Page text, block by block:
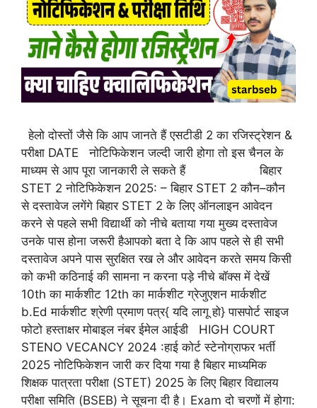
हेलो दोस्तों जैसे कि आप जानते हैं एसटीडी 2 का रजिस्ट्रेशन &
परीक्षा DATE नोटिफिकेशन जल्दी जारी होगा तो इस चैनल के
माध्यम से आप पूरा जानकारी ले सकते हैं बिहार
STET 2 नोटिफिकेशन 2025: – बिहार STET 2 कौन–कौन
से दस्तावेज लगेंगे बिहार STET 2 के लिए ऑनलाइन आवेदन
करने से पहले सभी विद्यार्थी को नीचे बताया गया मुख्य दस्तावेज
उनके पास होना जरूरी हैआपको बता दे कि आप पहले से ही सभी
दस्तावेज अपने पास सुरक्षित रख ले और आवेदन करते समय किसी
को कभी कठिनाई की सामना न करना पड़े नीचे बॉक्स में देखें
10th का मार्कशीट 12th का मार्कशीट ग्रेजुएशन मार्कशीट
b.Ed मार्कशीट श्रेणी प्रमाण पत्र{ यदि लागू हो} पासपोर्ट साइज
फोटो हस्ताक्षर मोबाइल नंबर ईमेल आईडी HIGH COURT
STENO VECANCY 2024 :हाई कोर्ट स्टेनोग्राफर भर्ती
2025 नोटिफिकेशन जारी कर दिया गया है बिहार माध्यमिक
शिक्षक पात्रता परीक्षा (STET) 2025 के लिए बिहार विद्यालय
परीक्षा समिति (BSEB) ने सूचना दी है। Exam दो चरणों में होगा: